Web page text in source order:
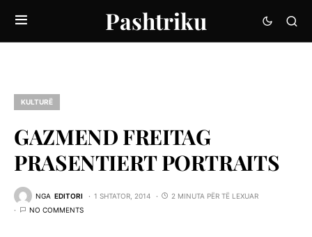
Pashtriku
KULTURË
GAZMEND FREITAG
PRASENTIERT PORTRAITS
NGA EDITORI 1 SHTATOR, 2014
2 MINUTA PËR TË LEXUAR
NO COMMENTS